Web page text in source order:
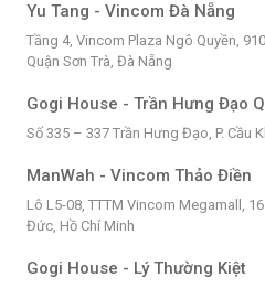
Yu Tang - Vincom Đà Nẵng
Tầng 4, Vincom Plaza Ngô Quyền,
Quận Sơn Trà, Đà Nẵng
Gogi House - Trần Hưng Đạo
Số 335 – 337 Trần Hưng Đạo, P. Cầu
ManWah - Vincom Thảo Điền
Lô L5-08, TTTM Vincom Megamall,
Đức, Hồ Chí Minh
Gogi House - Lý Thường Kiệt